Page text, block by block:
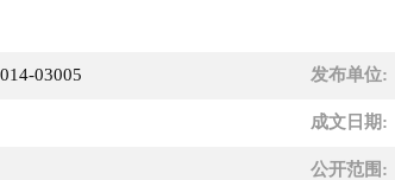
03005 发布单位:
成文日期:
公开范围: